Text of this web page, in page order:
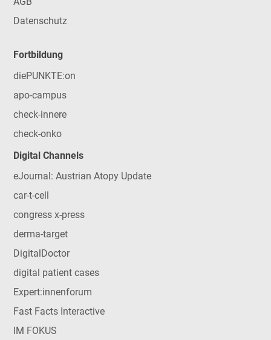
Datenschutz
Fortbildung
diePUNKTE:on
apo-campus
check-innere
check-onko
Digital Channels
eJournal: Austrian Atopy Update
car-t-cell
congress x-press
derma-target
DigitalDoctor
digital patient cases
Expert:innenforum
Fast Facts Interactive
IM FOKUS